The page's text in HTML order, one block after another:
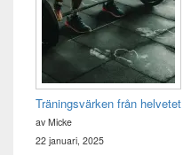
Träningsvärken från helvetet
av Micke
22 januari, 2025